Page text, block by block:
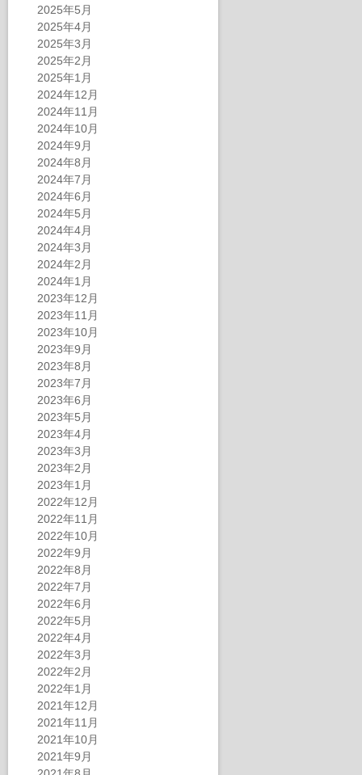
2025年5月
2025年4月
2025年3月
2025年2月
2025年1月
2024年12月
2024年11月
2024年10月
2024年9月
2024年8月
2024年7月
2024年6月
2024年5月
2024年4月
2024年3月
2024年2月
2024年1月
2023年12月
2023年11月
2023年10月
2023年9月
2023年8月
2023年7月
2023年6月
2023年5月
2023年4月
2023年3月
2023年2月
2023年1月
2022年12月
2022年11月
2022年10月
2022年9月
2022年8月
2022年7月
2022年6月
2022年5月
2022年4月
2022年3月
2022年2月
2022年1月
2021年12月
2021年11月
2021年10月
2021年9月